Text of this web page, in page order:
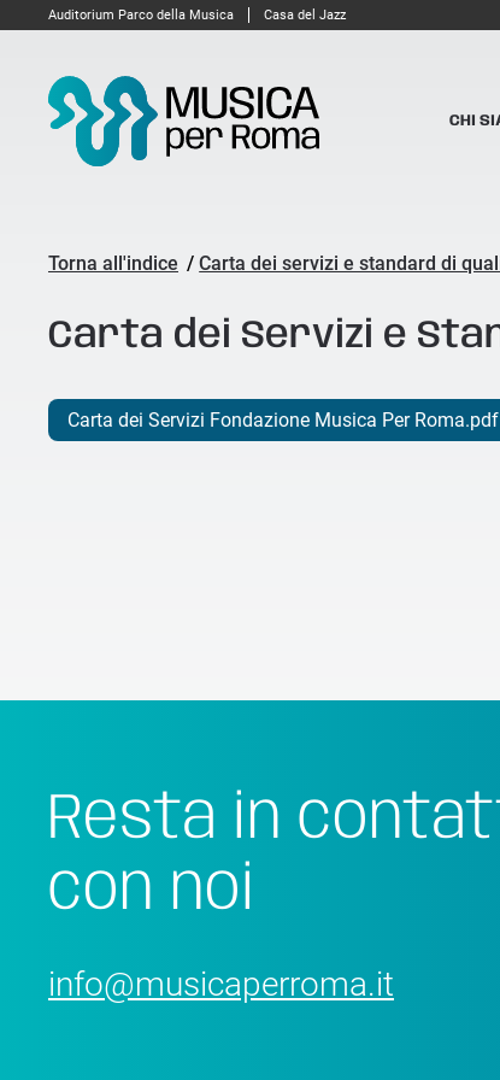
Auditorium Parco della Musica Casa del Jazz
CHI
Torna all'indice / Carta dei servizi e standard di
Carta dei Servizi e
Carta dei Servizi Fondazione Musica Per Roma.pdf
Resta in
con noi
info@musicaperroma.it